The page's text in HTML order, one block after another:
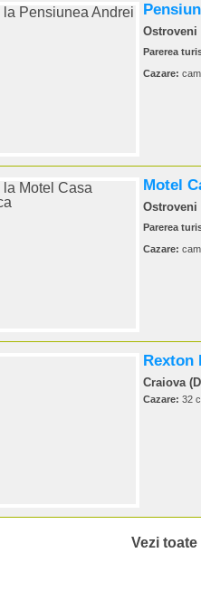
Ostroveni
Parerea
Cazare:
Motel
Ostroveni
Parerea
Cazare:
Rexton
Craiova
Cazare: 32
Vezi